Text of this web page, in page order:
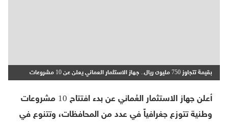
بقيمة تتجاوز 750 مليون ريال.. جهاز الاستثمار العماني يعلن عن 10 مشروعات
أعلن جهاز الاستثمار العُماني عن بدء افتتاح 10 مشروعات
وطنية تتوزع جغرافياً في عدد من المحافظات، وتتنوع في